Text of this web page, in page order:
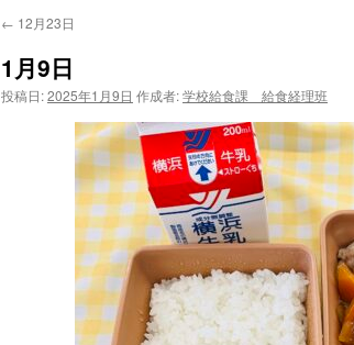
← 12月23日
1月9日
投稿日:2025年1月9日 作成者:学校給食課 給食経理班